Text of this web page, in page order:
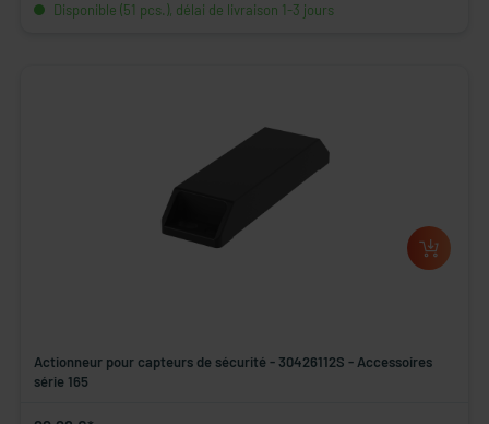
Disponible (51 pcs.), délai de livraison 1-3 jours
Actionneur pour capteurs de sécurité - 30426112S - Accessoires
série 165